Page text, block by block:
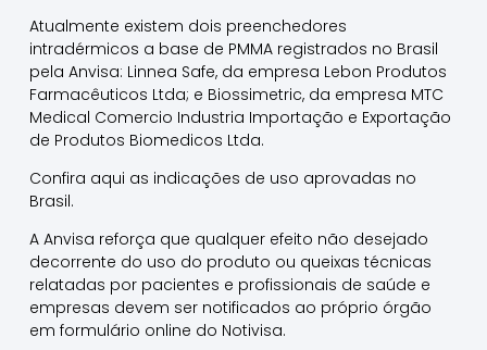
Atualmente existem dois preenchedores
intradérmicos a base de PMMA registrados no Brasil
pela Anvisa: Linnea Safe, da empresa Lebon Produtos
Farmacêuticos Ltda; e Biossimetric, da empresa MTC
Medical Comercio Industria Importação e Exportação
de Produtos Biomedicos Ltda.
Confira aqui as indicações de uso aprovadas no
Brasil.
A Anvisa reforça que qualquer efeito não desejado
decorrente do uso do produto ou queixas técnicas
relatadas por pacientes e profissionais de saúde e
empresas devem ser notificados ao próprio órgão
em formulário online do Notivisa.